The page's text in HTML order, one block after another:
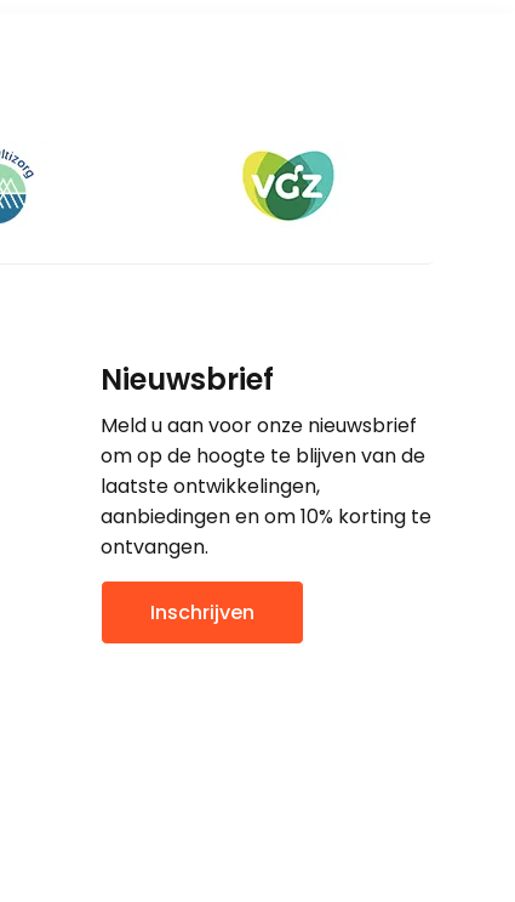
Nieuwsbrief
Meld u aan voor onze nieuwsbrief
om op de hoogte te blijven van de
laatste ontwikkelingen,
aanbiedingen en om 10% korting te
ontvangen.
Inschrijven